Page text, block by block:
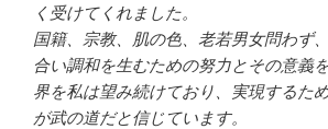
く受けてくれました。
国籍、宗教、肌の色、老若男女問わず
合い調和を生むための努力とその意義
界を私は望み続けており、実現するた
が武の道だと信じています。